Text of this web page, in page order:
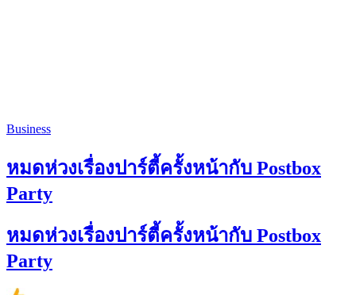
Business
หมดห่วงเรื่องปาร์ตี้ครั้งหน้ากับ Postbox
Party
หมดห่วงเรื่องปาร์ตี้ครั้งหน้ากับ Postbox
Party